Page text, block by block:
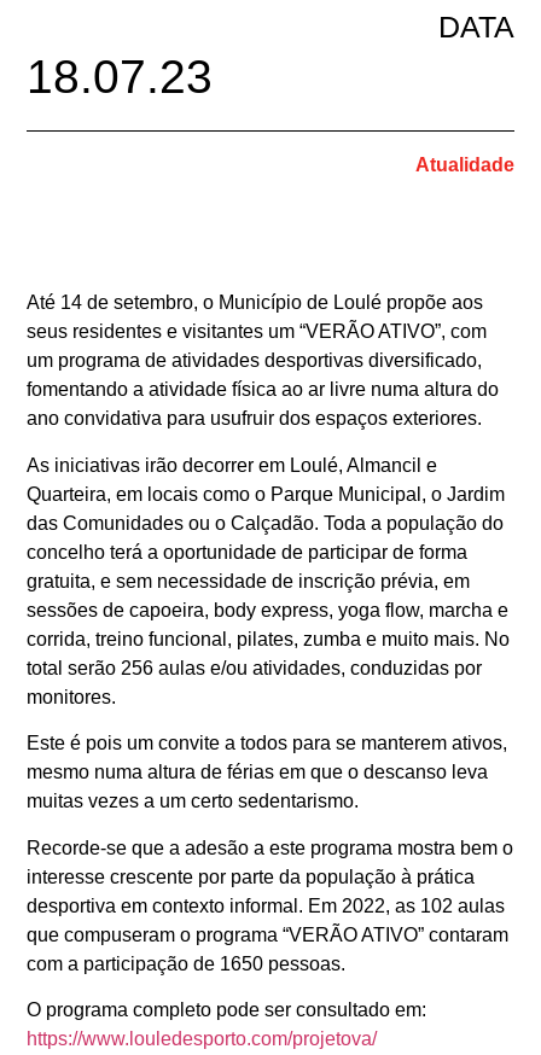
DATA
18.07.23
Atualidade
Até 14 de setembro, o Município de Loulé propõe aos
seus residentes e visitantes um “VERÃO ATIVO”, com
um programa de atividades desportivas diversificado,
fomentando a atividade física ao ar livre numa altura do
ano convidativa para usufruir dos espaços exteriores.
As iniciativas irão decorrer em Loulé, Almancil e
Quarteira, em locais como o Parque Municipal, o Jardim
das Comunidades ou o Calçadão. Toda a população do
concelho terá a oportunidade de participar de forma
gratuita, e sem necessidade de inscrição prévia, em
sessões de capoeira, body express, yoga flow, marcha e
corrida, treino funcional, pilates, zumba e muito mais. No
total serão 256 aulas e/ou atividades, conduzidas por
monitores.
Este é pois um convite a todos para se manterem ativos,
mesmo numa altura de férias em que o descanso leva
muitas vezes a um certo sedentarismo.
Recorde-se que a adesão a este programa mostra bem o
interesse crescente por parte da população à prática
desportiva em contexto informal. Em 2022, as 102 aulas
que compuseram o programa “VERÃO ATIVO” contaram
com a participação de 1650 pessoas.
O programa completo pode ser consultado em:
https://www.louledesporto.com/projetova/